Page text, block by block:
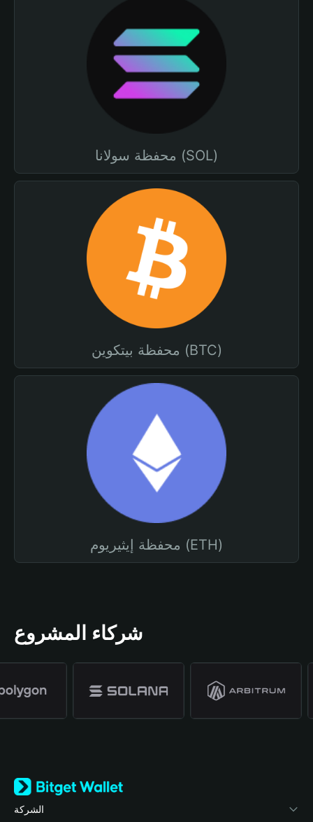
محفظة سولانا (SOL)
محفظة بيتكوين (BTC)
محفظة إيثيريوم (ETH)
شركاء المشروع
الشركة